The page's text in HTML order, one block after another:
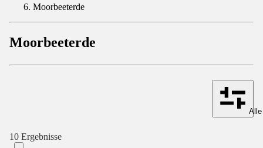
Moorbeeterde
Moorbeeterde
10 Ergebnisse